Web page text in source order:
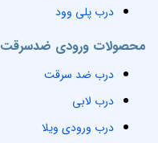
محصولات ورودی ضدسرقت
درب ضد سرقت
درب لابی
درب ورودی ویلا
درب پلی وود